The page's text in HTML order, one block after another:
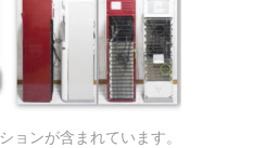
ョンが含まれています。